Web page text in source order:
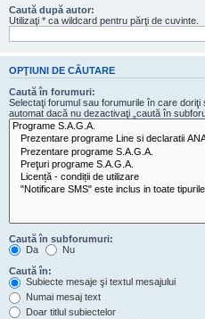
Caută după autor:
Utilizaţi * ca wildcard pentru părţi de cuvinte.
OPŢIUNI DE CĂUTARE
Caută în forumuri:
Selectaţi forumul sau forumurile în care
automat dacă nu dezactivaţi „caută în
Caută în subforumuri:
Da
Nu
Caută în:
Subiecte mesaje şi textul mesajului
Numai mesaj text
Doar titlul subiectelor